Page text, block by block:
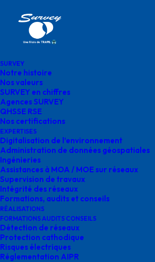
SURVEY
Notre histoire
Nos valeurs
SURVEY en chiffres
Agences SURVEY
QHSSE RSE
Nos certifications
EXPERTISES
Digitalisation de l’environnement
Administration de données géospatiales
Ingénieries
Assistances à MOA / MOE sur réseaux
Supervision de travaux
Intégrité des réseaux
Formations, audits et conseils
RÉALISATIONS
FORMATIONS AUDITS CONSEILS
Détection de réseaux
Protection cathodique
Risques électriques
Réglementation AIPR
supervision-de-travaux-
supervision-de-
travaux-
survey-1